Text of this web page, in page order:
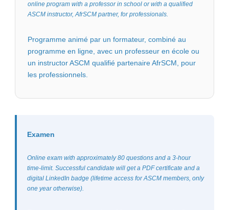
online program with a professor in school or with a qualified
ASCM instructor, AfrSCM partner, for professionals.
Programme animé par un formateur, combiné au
programme en ligne, avec un professeur en école ou
un instructor ASCM qualifié partenaire AfrSCM, pour
les professionnels.
Examen
Online exam with approximately 80 questions and a 3-hour
time-limit. Successful candidate will get a PDF certificate and a
digital LinkedIn badge (lifetime access for ASCM members, only
one year otherwise).